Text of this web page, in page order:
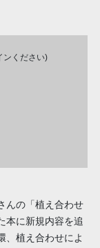
ンください)
んの「植え合わせ
本に新規内容を追
、植え合わせによ